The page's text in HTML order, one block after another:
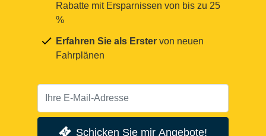
Rabatte mit Ersparnissen von bis zu 25
%
Erfahren Sie als Erster von neuen
Fahrplänen
Schicken Sie mir Angebote!